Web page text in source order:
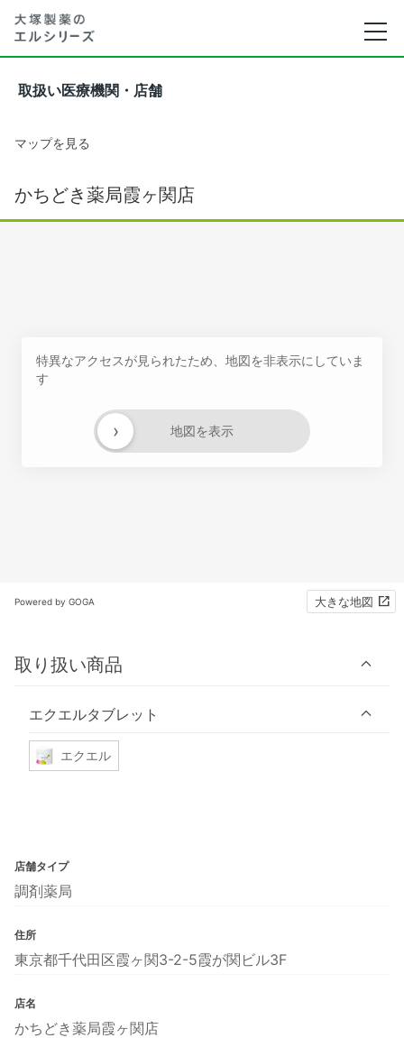
取扱い医療機関・店舗
マップを見る
かちどき薬局霞ヶ関店
特異なアクセスが見られたため、地図を非表示にしていま
す
地図を表示
›
Powered by GOGA 大きな地図
取り扱い商品
エクエルタブレット
エクエル
店舗タイプ
調剤薬局
住所
東京都千代田区霞ヶ関3-2-5霞が関ビル3F
店名
かちどき薬局霞ヶ関店